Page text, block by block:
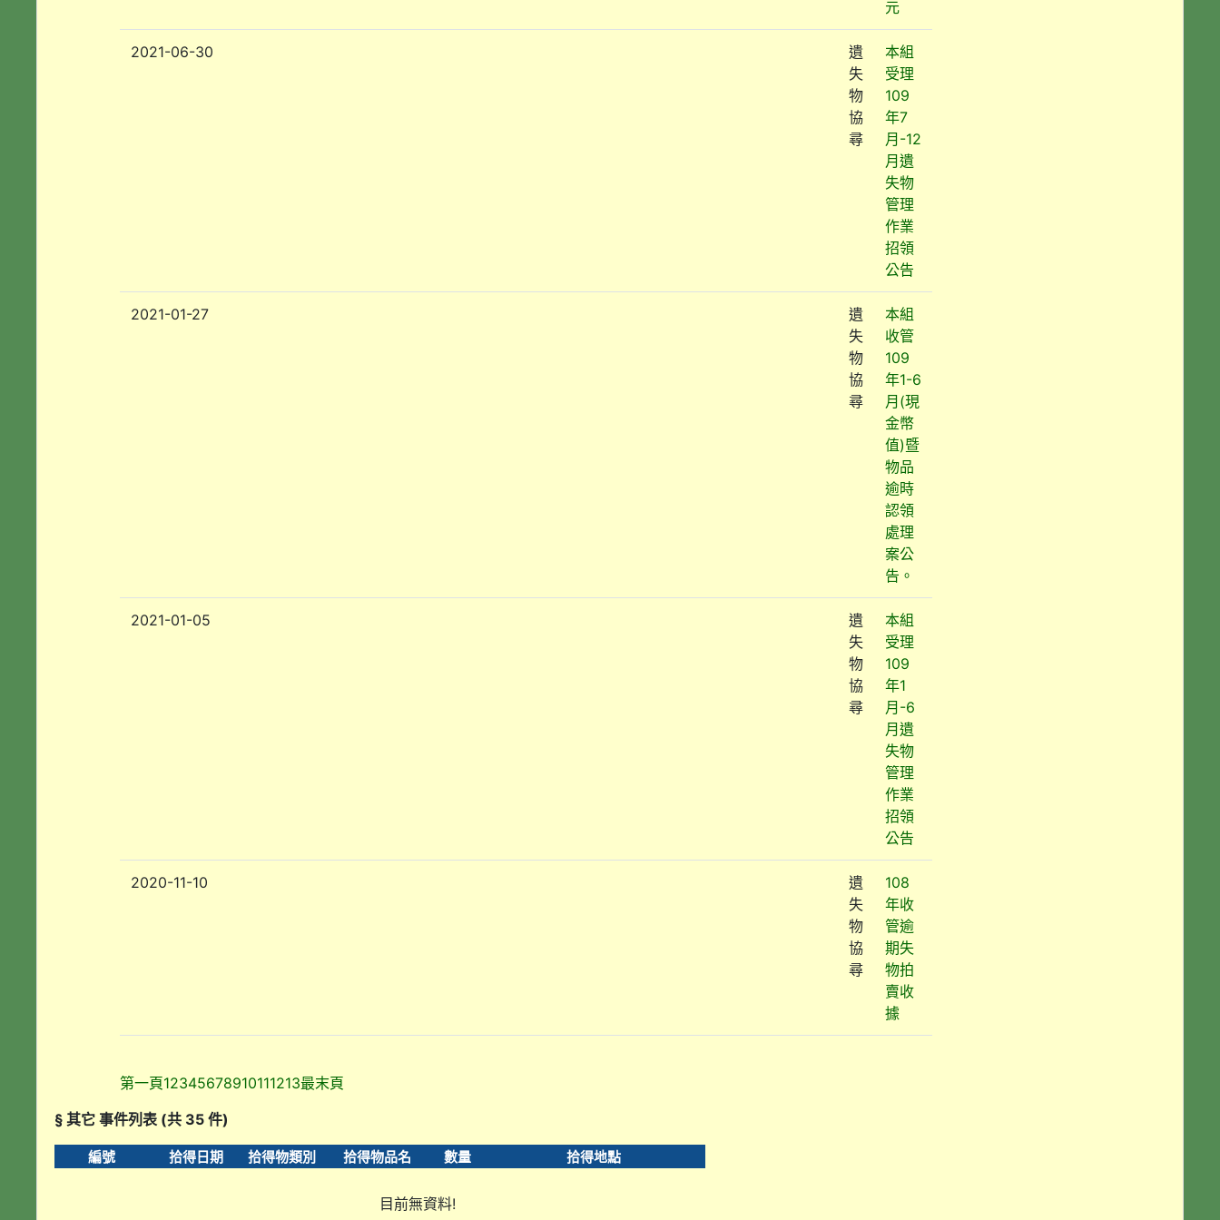
元
2021-06-30
遺
失
物
協
尋
本組
受理
109
年7
月-12
月遺
失物
管理
作業
招領
公告
2021-01-27
遺
失
物
協
尋
本組
收管
109
年1-6
月(現
金幣
值)暨
物品
逾時
認領
處理
案公
告。
2021-01-05
遺
失
物
協
尋
本組
受理
109
年1
月-6
月遺
失物
管理
作業
招領
公告
2020-11-10
遺
失
物
協
尋
108
年收
管逾
期失
物拍
賣收
據
第一頁12345678910111213最末頁
§ 其它 事件列表 (共 35 件)
編號 拾得日期 拾得物類別 拾得物品名 數量 拾得地點
目前無資料!